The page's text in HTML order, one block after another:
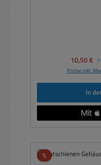
10,50 €
Preise inkl.
In
%Rabatt